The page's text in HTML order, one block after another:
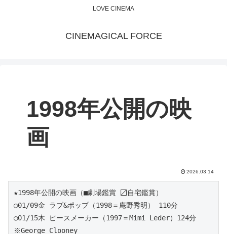
LOVE CINEMA
CINEMAGICAL FORCE
1998年公開の映
画
2026.03.14
★1998年公開の映画（■劇場鑑賞 〼自宅鑑賞）
○01/09金 ラブ&ポップ（1998＝庵野秀明） 110分
○01/15木 ピースメーカー（1997＝Mimi Leder）124分
※George Clooney